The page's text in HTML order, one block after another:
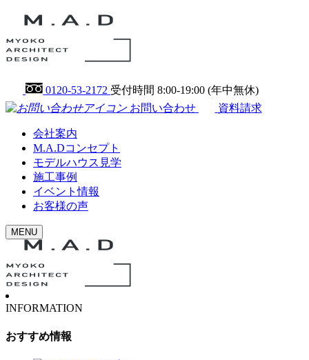
0120-53-2172 受付時間 8:00-19:00 (年中無休)
お問い合わせ
資料請求
会社案内
M.A.Dコンセプト
モデルハウス見学
施工事例
イベント情報
お客様の声
MENU
INFORMATION
おすすめ情報